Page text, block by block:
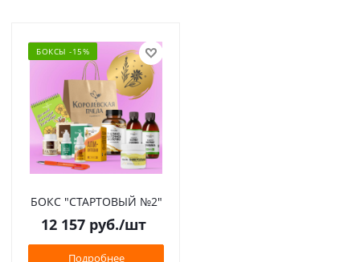
БОКСЫ -15%
БОКС "СТАРТОВЫЙ №2"
12 157руб./шт
Подробнее